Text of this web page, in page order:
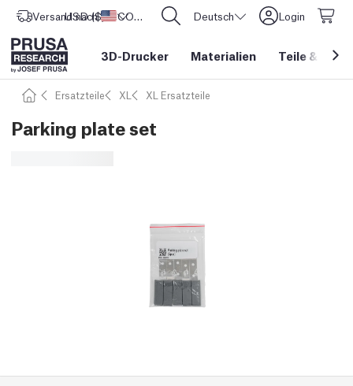
Versand nach Vereinigte Staaten
USD ($) CORE One L: Jetzt auf Lager! Deutsch Login
3D-Drucker Materialien Teile &
Ersatzteile XL XL Ersatzteile
Parking plate set